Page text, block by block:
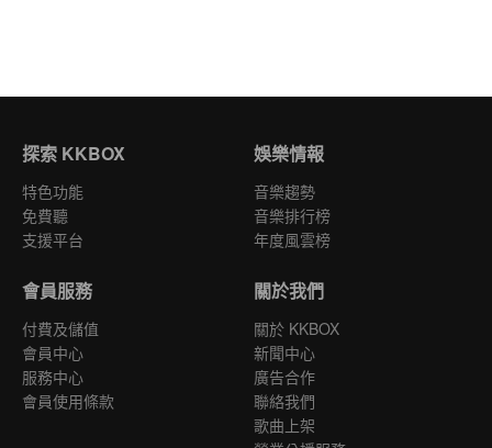
探索 KKBOX
特色功能
免費聽
支援平台
娛樂情報
音樂趨勢
音樂排行榜
年度風雲榜
會員服務
付費及儲值
會員中心
服務中心
會員使用條款
關於我們
關於 KKBOX
新聞中心
廣告合作
聯絡我們
歌曲上架